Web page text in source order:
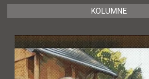
KOLUMNE